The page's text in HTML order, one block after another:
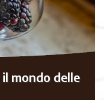
mondo delle